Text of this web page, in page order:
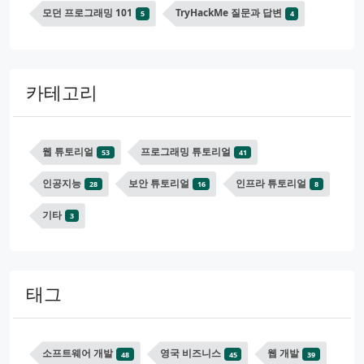
모던 프로그래밍 101 5 TryHackMe 질문과 답변 4
카테고리
웹 튜토리얼 53 프로그래밍 튜토리얼 41
인공지능 28 보안 튜토리얼 16 인프라 튜토리얼 8
기타 3
태그
소프트웨어 개발 48 영국 비즈니스 45 웹 개발 39